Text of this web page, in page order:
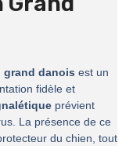
grand danois est un
fidèle et
prévient
La présence de ce
du chien, tout